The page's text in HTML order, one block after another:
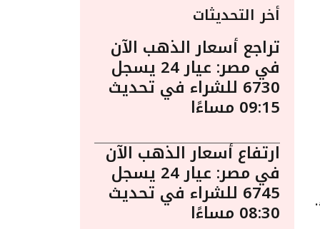
مساءً.
أخر التحديثات
تراجع أسعار الذهب الآن
في مصر: عيار 24 يسجل
6730 للشراء في تحديث
09:15 مساءًا
ارتفاع أسعار الذهب الآن
في مصر: عيار 24 يسجل
6745 للشراء في تحديث
08:30 مساءًا